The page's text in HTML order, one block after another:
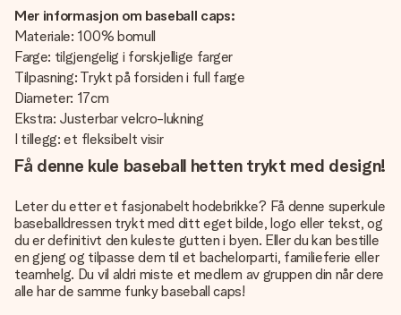
Mer informasjon om baseball caps:
Materiale: 100% bomull
Farge: tilgjengelig i forskjellige farger
Tilpasning: Trykt på forsiden i full farge
Diameter: 17cm
Ekstra: Justerbar velcro-lukning
I tillegg: et fleksibelt visir
Få denne kule baseball hetten trykt med design!
Leter du etter et fasjonabelt hodebrikke? Få denne superkule
baseballdressen trykt med ditt eget bilde, logo eller tekst, og
du er definitivt den kuleste gutten i byen. Eller du kan bestille
en gjeng og tilpasse dem til et bachelorparti, familieferie eller
teamhelg. Du vil aldri miste et medlem av gruppen din når dere
alle har de samme funky baseball caps!